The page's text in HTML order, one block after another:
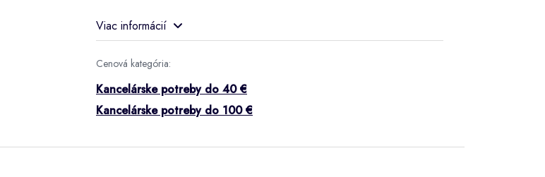
Viac informácií
Cenová kategória:
Kancelárske potreby do 40 €
Kancelárske potreby do 100 €